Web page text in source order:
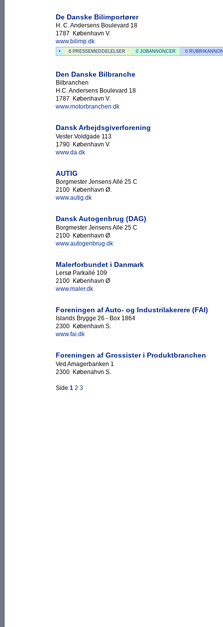
De Danske Bilimportører
H. C. Andersens Boulevard 18
1787 København V.
www.bilimp.dk
• 6 PRESSEMEDDELELSER 0 JOBANNONCER 0
Den Danske Bilbranche
Bilbranchen
H.C. Andersens Boulevard 18
1787 København V.
www.motorbranchen.dk
Dansk Arbejdsgiverforening
Vester Voldgade 113
1790 København V
www.da.dk
AUTIG
Borgmester Jensens Allé 25 C
2100 København Ø.
www.autig.dk
Dansk Autogenbrug (DAG)
Borgmester Jensens Alle 25 C
2100 København Ø.
www.autogenbrug.dk
Malerforbundet i Danmark
Lersø Parkallé 109
2100 København Ø
www.maler.dk
Foreningen af Auto- og Industrilakerere (FAI)
Islands Brygge 26 - Box 1864
2300 København S.
www.fai.dk
Foreningen af Grossister i Produktbranchen
Ved Amagerbanken 1
2300 Købenahvn S.
Side 1 2 3